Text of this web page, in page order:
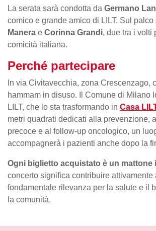
La serata sarà condotta da Germano
comico e grande amico di LILT. Sul palco
Manera e Corinna Grandi, due tra i volti
comicità italiana.
Perché partecipare
In via Civitavecchia, zona Crescenzago,
hammam in disuso. Il Comune di Milano
LILT, che lo sta trasformando in Casa
metri quadrati dedicati alla prevenzione,
precoce e al follow-up oncologico, un
accompagnerà i pazienti anche dopo la
Ogni biglietto acquistato è un mattone
concerto significa contribuire attivamente
fondamentale rilevanza per la salute e il
la comunità.